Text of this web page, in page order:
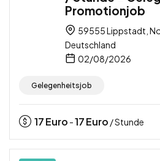
Promotionjob
59555 Lippstadt,
Deutschland
02/08/2026
Gelegenheitsjob
17Euro -17Euro / Stunde